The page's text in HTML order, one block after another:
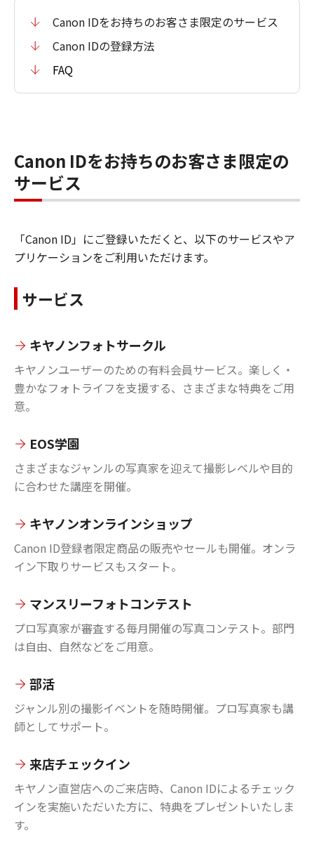
Canon IDをお持ちのお客さま限定のサービス
Canon IDの登録方法
FAQ
Canon IDをお持ちのお客さま限定の
サービス
「Canon ID」にご登録いただくと、以下のサービスやア
プリケーションをご利用いただけます。
サービス
キヤノンフォトサークル
キヤノンユーザーのための有料会員サービス。楽しく・
豊かなフォトライフを支援する、さまざまな特典をご用
意。
EOS学園
さまざまなジャンルの写真家を迎えて撮影レベルや目的
に合わせた講座を開催。
キヤノンオンラインショップ
Canon ID登録者限定商品の販売やセールも開催。オンラ
イン下取りサービスもスタート。
マンスリーフォトコンテスト
プロ写真家が審査する毎月開催の写真コンテスト。部門
は自由、自然などをご用意。
部活
ジャンル別の撮影イベントを随時開催。プロ写真家も講
師としてサポート。
来店チェックイン
キヤノン直営店へのご来店時、Canon IDによるチェック
インを実施いただいた方に、特典をプレゼントいたしま
す。